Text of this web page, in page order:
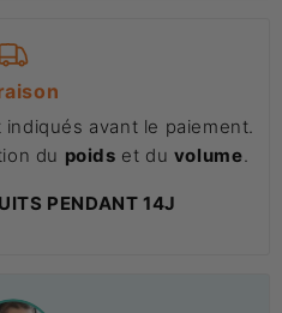
avant le paiement.
du poids et du volume.
PENDANT 14J